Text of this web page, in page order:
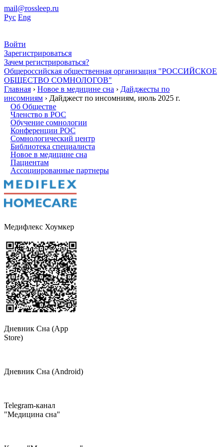
mail@rossleep.ru
Рус Eng
Войти
Зарегистрироваться
Зачем регистрироваться?
Общероссийская общественная организация "РОССИЙСКОЕ
ОБЩЕСТВО СОМНОЛОГОВ"
Главная › Новое в медицине сна › Дайджесты по
инсомниям › Дайджест по инсомниям, июль 2025 г.
Об Обществе
Членство в РОС
Обучение сомнологии
Конференции РОС
Сомнологический центр
Библиотека специалиста
Новое в медицине сна
Пациентам
Ассоциированные партнеры
Медифлекс Хоумкер
Дневник Сна (App
Store)
Дневник Сна (Android)
Telegram-канал
"Медицина сна"